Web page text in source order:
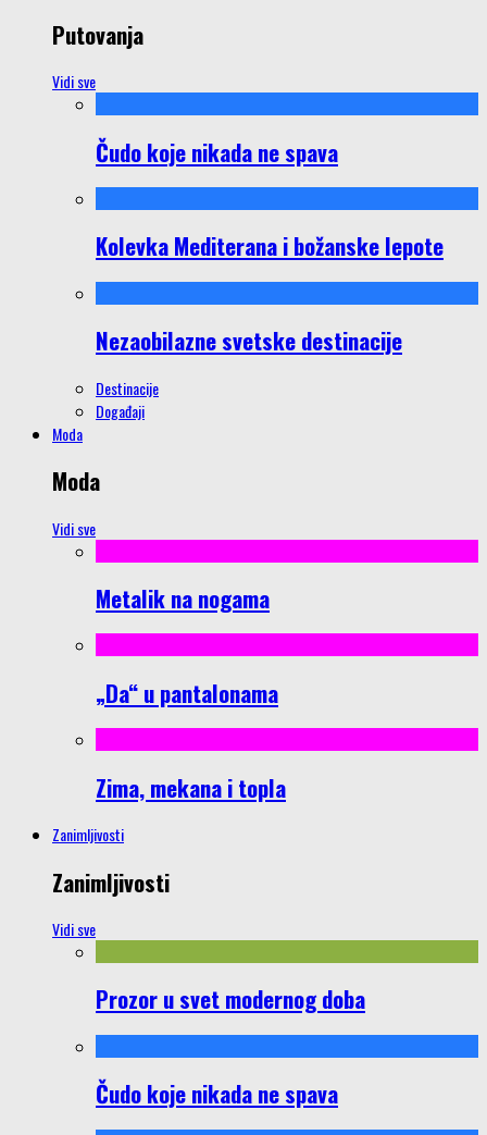
Putovanja
Vidi sve
Čudo koje nikada ne spava
Kolevka Mediterana i božanske lepote
Nezaobilazne svetske destinacije
Destinacije
Događaji
Moda
Moda
Vidi sve
Metalik na nogama
„Da“ u pantalonama
Zima, mekana i topla
Zanimljivosti
Zanimljivosti
Vidi sve
Prozor u svet modernog doba
Čudo koje nikada ne spava